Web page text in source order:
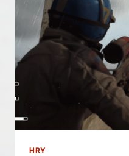
PRODEJÍCH
HRY